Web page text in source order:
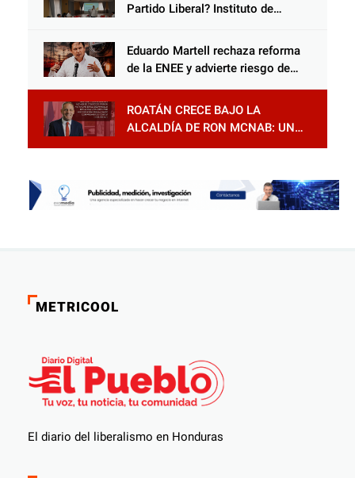
Partido Liberal? Instituto de
tercer módulo en Santa Rosa de
Copán
Eduardo Martell rechaza reforma
de la ENEE y advierte riesgo de
ROATÁN CRECE BAJO LA
ALCALDÍA DE RON MCNAB: UN
GESTOR ALIADO DE LA
METRICOOL
El diario del liberalismo en Honduras